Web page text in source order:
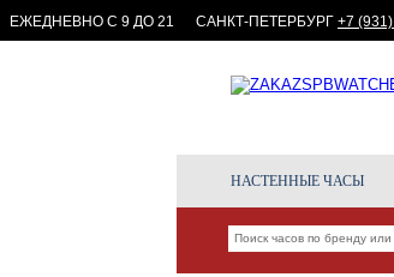
ЕЖЕДНЕВНО С 9 ДО 21 CАНКТ-ПЕТЕРБУРГ +7 (931)
НАСТЕННЫЕ ЧАСЫ